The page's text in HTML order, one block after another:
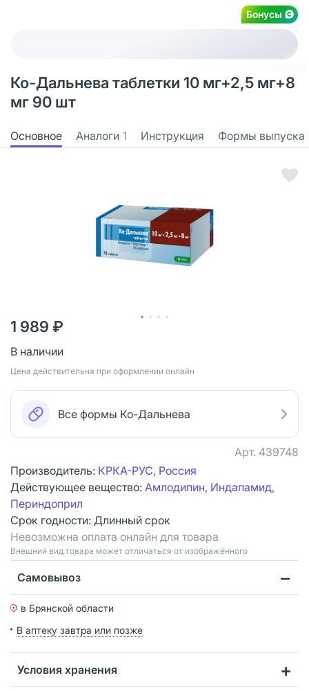
Бонусы
Ко-Дальнева таблетки 10 мг+2,5 мг+8
мг 90 шт
Основное Аналоги 1 Инструкция Формы выпуска
1 989 ₽
В наличии
Цена действительна при оформлении онлайн
Все формы Ко-Дальнева
Арт. 439748
Производитель: КРКА-РУС, Россия
Действующее вещество: Амлодипин, Индапамид,
Периндоприл
Срок годности: Длинный срок
Невозможна оплата онлайн для товара
Bнешний вид товара может отличаться от изображённого
Самовывоз
в Брянской области
В аптеку завтра или позже
Условия хранения